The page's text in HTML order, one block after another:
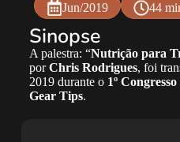
Jun/2019
44
Sinopse
A palestra: “Nutrição para
porChris Rodrigues, foi
2019 durante o 1º
Gear Tips.